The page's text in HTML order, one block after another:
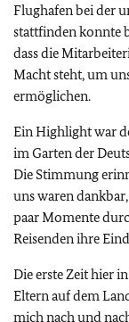
Flughafen bei der
stattfinden konnte
dass die
Macht steht, um
ermöglichen.
Ein Highlight war
im Garten der
Die Stimmung
uns waren
paar Momente
Reisenden ihre
Die erste Zeit hier
Eltern auf dem
mich nach und